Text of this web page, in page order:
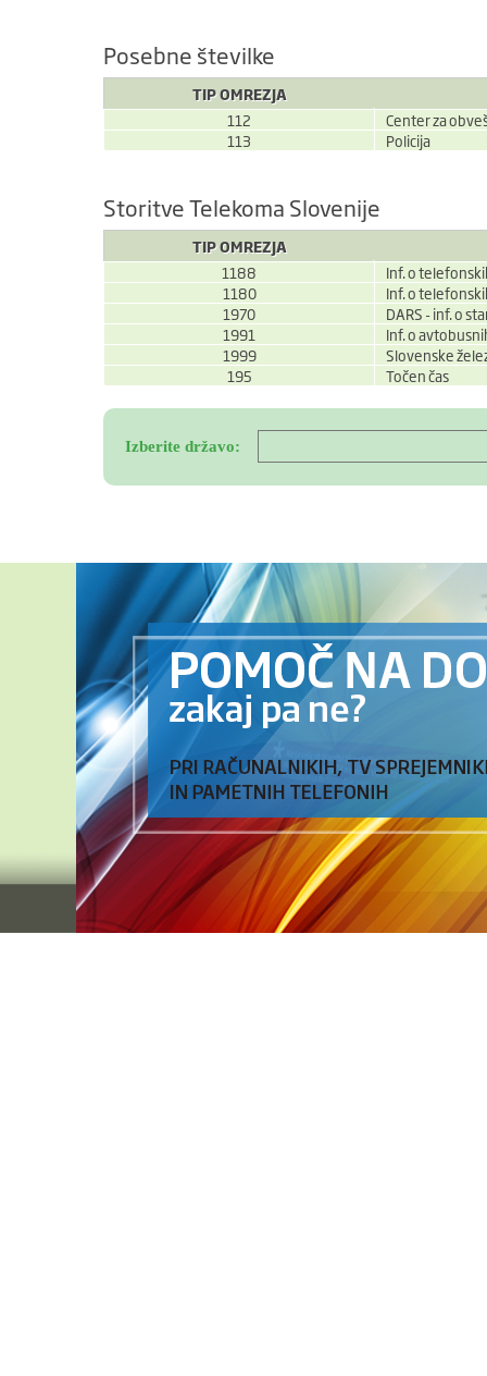
Posebne številke
TIP OMREZJA
112
Center za
113
Policija
Storitve Telekoma Slovenije
TIP OMREZJA
1188
Inf. o
1180
Inf. o
1970
DARS - inf. o
1991
Inf. o
1999
Slovenske
195
Točen čas
Izberite državo: